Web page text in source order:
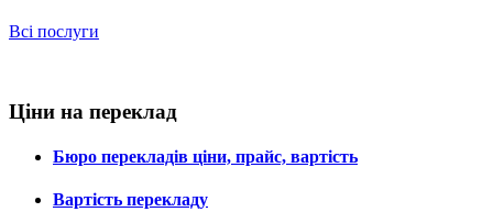
Всі послуги
Ціни на переклад
Бюро перекладів ціни, прайс, вартість
Вартість перекладу